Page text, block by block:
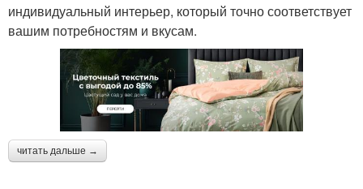
индивидуальный интерьер, который точно соответствует
вашим потребностям и вкусам.
читать дальше →